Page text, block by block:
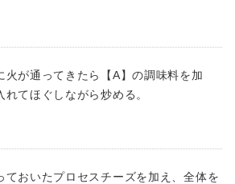
火が通ってきたら【A】の調味料を加
れてほぐしながら炒める。
ておいたプロセスチーズを加え、全体を